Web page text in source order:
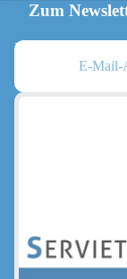
Zum
E-Mail